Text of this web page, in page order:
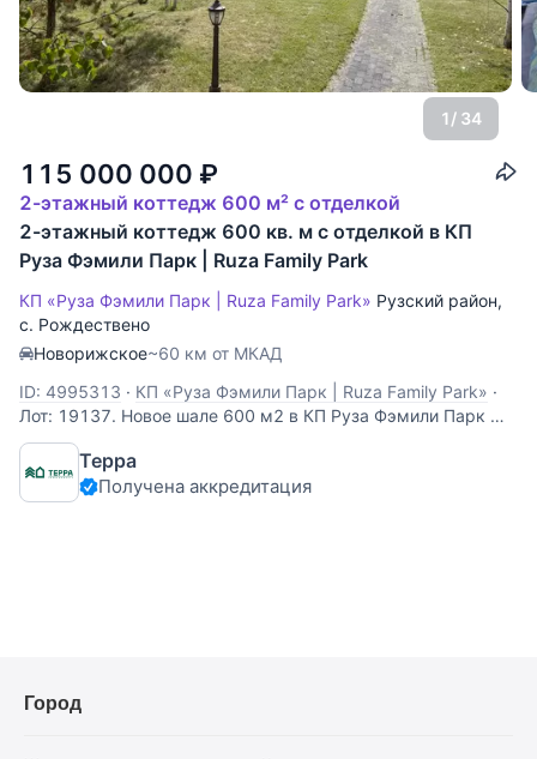
1/ 34
115 000 000 ₽
2-этажный коттедж 600 м² с отделкой
2-этажный коттедж 600 кв. м с отделкой в КП
Руза Фэмили Парк | Ruza Family Park
КП «Руза Фэмили Парк | Ruza Family Park» Рузский район,
с. Рождествено
Новорижское~60 км от МКАД
ID: 4995313 · КП «Руза Фэмили Парк | Ruza Family Park» ·
Лот: 19137. Новое шале 600 м2 в КП Руза Фэмили Парк —
престиж и комфорт на 24 сотках в охраняемом
коттеджном поселке, в 65 км по Новорижскому
шоссе.Построен в эко-стиле. Первый уровень дома
Терра
Получена аккредитация
Город